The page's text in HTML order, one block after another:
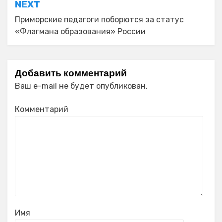
NEXT
Приморские педагоги поборются за статус
«Флагмана образования» России
Добавить комментарий
Ваш e-mail не будет опубликован.
Комментарий
Имя